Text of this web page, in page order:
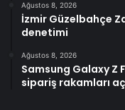
Ağustos 8, 2026
İzmir Güzelbahçe
denetimi
Ağustos 8, 2026
Samsung Galaxy Z
sipariş rakamları